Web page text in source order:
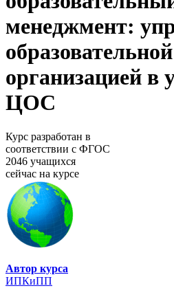
менеджмент:
образовательной
организацией в
ЦОС
Курс разработан в
соответствии с ФГОС
2046 учащихся
сейчас на курсе
Автор курса
ИПКиПП